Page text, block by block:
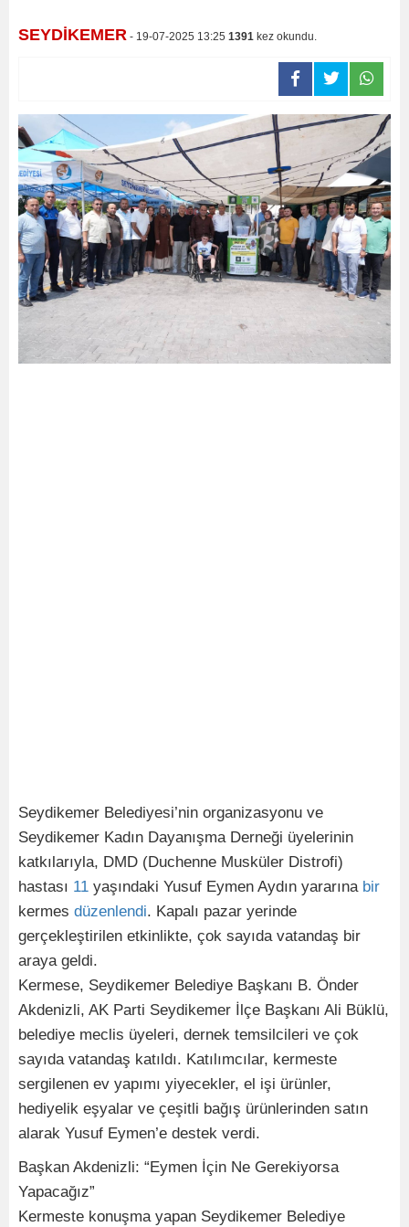
SEYDİKEMER - 19-07-2025 13:25 1391 kez okundu.
Seydikemer Belediyesi’nin organizasyonu ve
Seydikemer Kadın Dayanışma Derneği üyelerinin
katkılarıyla, DMD (Duchenne Musküler Distrofi)
hastası 11 yaşındaki Yusuf Eymen Aydın yararına bir
kermes düzenlendi. Kapalı pazar yerinde
gerçekleştirilen etkinlikte, çok sayıda vatandaş bir
araya geldi.
Kermese, Seydikemer Belediye Başkanı B. Önder
Akdenizli, AK Parti Seydikemer İlçe Başkanı Ali Büklü,
belediye meclis üyeleri, dernek temsilcileri ve çok
sayıda vatandaş katıldı. Katılımcılar, kermeste
sergilenen ev yapımı yiyecekler, el işi ürünler,
hediyelik eşyalar ve çeşitli bağış ürünlerinden satın
alarak Yusuf Eymen’e destek verdi.
Başkan Akdenizli: “Eymen İçin Ne Gerekiyorsa
Yapacağız”
Kermeste konuşma yapan Seydikemer Belediye